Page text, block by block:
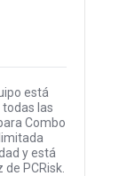
está
las
Combo
y está
PCRisk.